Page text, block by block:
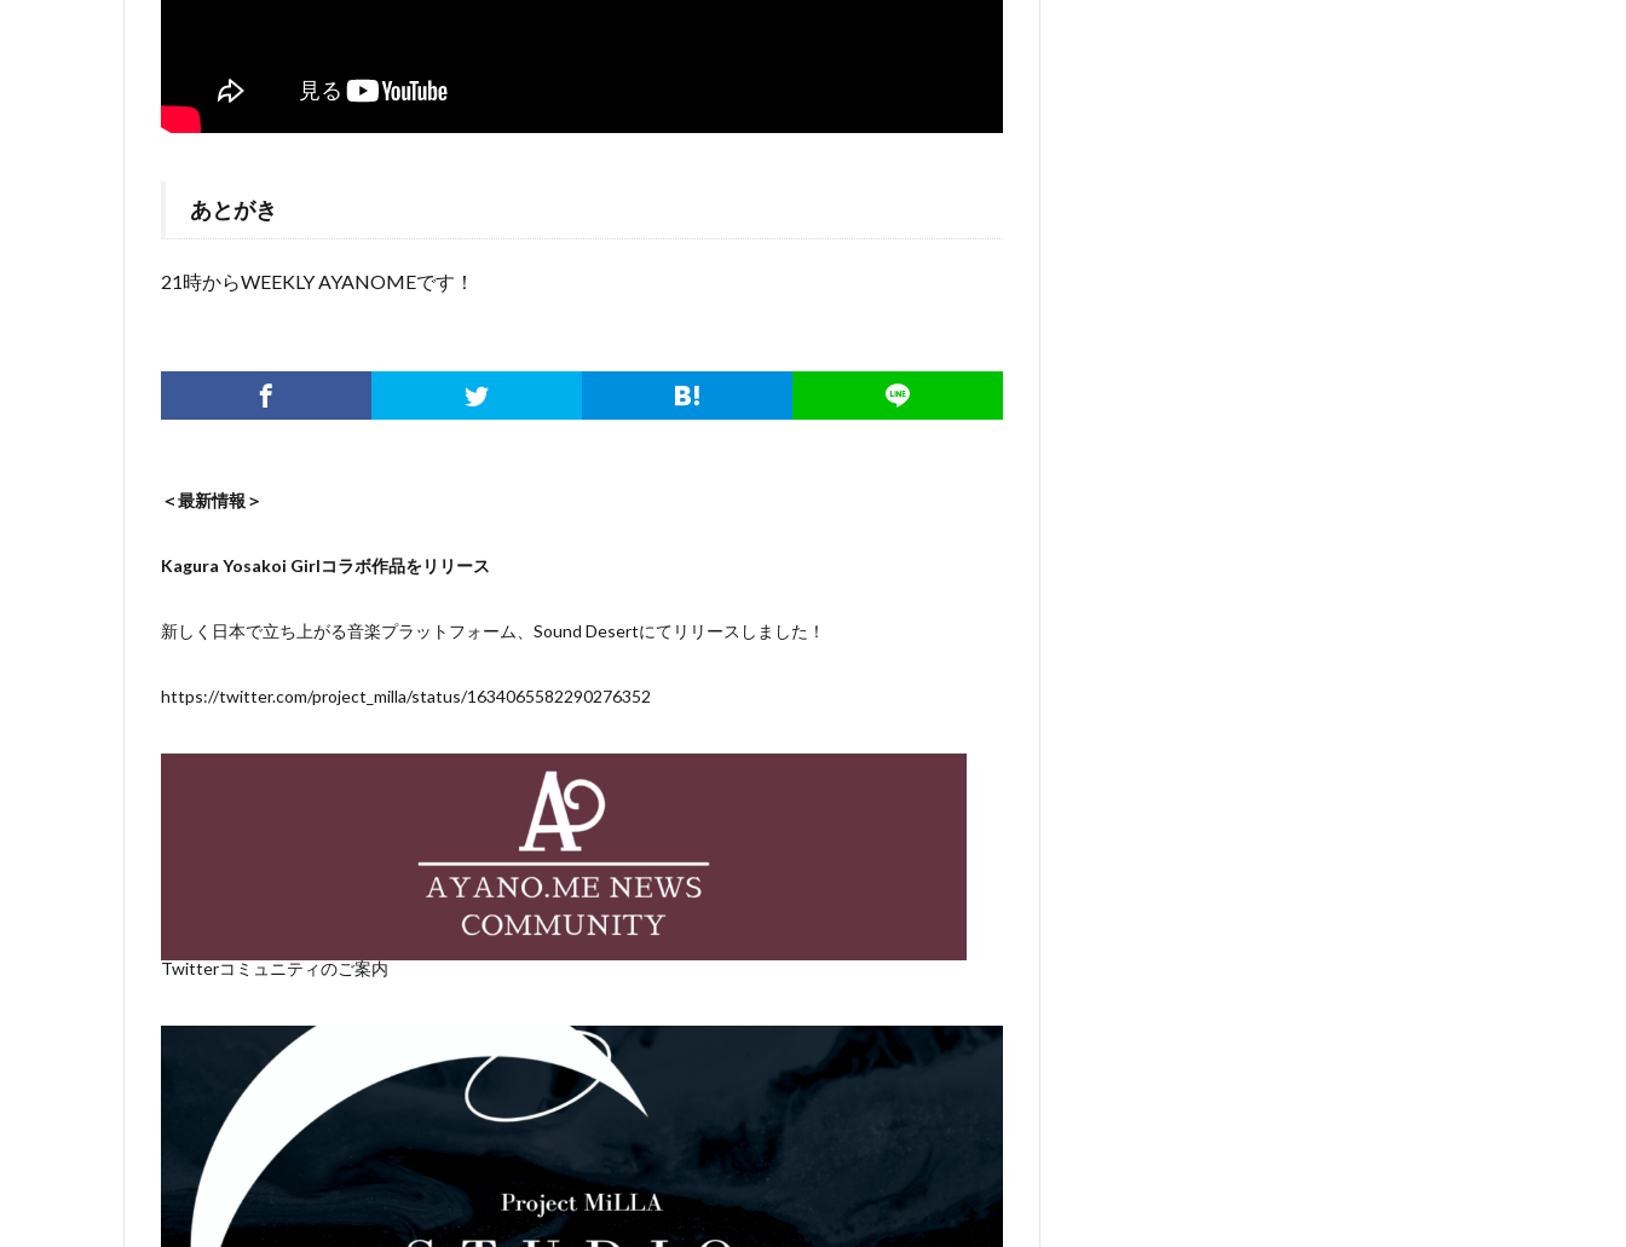
あとがき
21時からWEEKLY AYANOMEです！
＜最新情報＞
Kagura Yosakoi Girlコラボ作品をリリース
新しく日本で立ち上がる音楽プラットフォーム、Sound Desertにてリリースしました！
https://twitter.com/project_milla/status/1634065582290276352
Twitterコミュニティのご案内